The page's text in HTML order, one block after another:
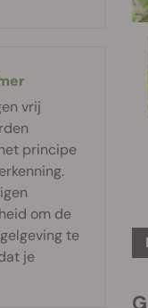
vrij
principe
om de
te
je